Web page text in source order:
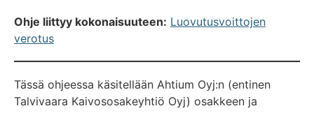
Ohje liittyy kokonaisuuteen: Luovutusvoittojen
verotus
Tässä ohjeessa käsitellään Ahtium Oyj:n (entinen
Talvivaara Kaivososakeyhtiö Oyj) osakkeen ja